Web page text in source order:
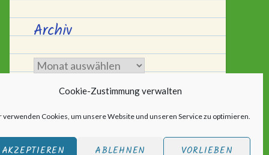
Cookie-Zustimmung verwalten
verwenden Cookies, um unsere Website und unseren Service zu optimieren.
AKZEPTIEREN ABLEHNEN VORLIEBEN
Archiv
Archiv